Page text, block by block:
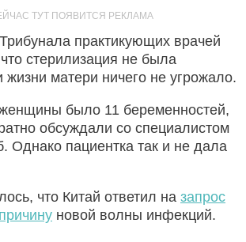
практикующих врачей
стерилизация не была
жизни матери ничего не угрожало.
было 11 беременностей,
обсуждали со специалистом
Однако пациентка так и не дала
что Китай ответил на запрос
новой волны инфекций.